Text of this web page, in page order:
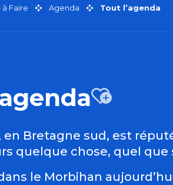
à Faire Agenda Tout l’agenda
en Bretagne sud, est
quelque chose, quel
le Morbihan